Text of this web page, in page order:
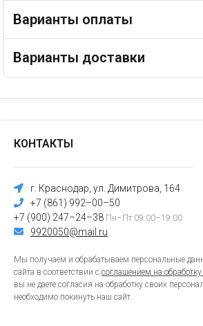
Варианты оплаты
Варианты доставки
КОНТАКТЫ
г. Краснодар, ул. Димитрова, 164
+7 (861) 992–00–50
+7 (900) 247–24–38 Пн–Пт 09:00–19:00
9920050@mail.ru
Мы получаем и обрабатываем персональные
сайта в соответствии с соглашением на
вы не даете согласия на обработку своих
необходимо покинуть наш сайт.